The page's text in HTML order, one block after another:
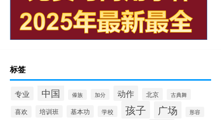
标签
专业 中国 傣族 加分 动作 北京 古典舞
喜欢 培训班 基本功 学校 孩子 广场 形容